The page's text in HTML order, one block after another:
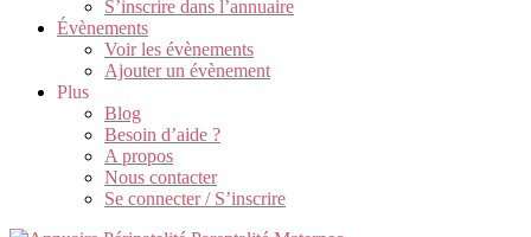
S’inscrire dans l’annuaire
Évènements
Voir les évènements
Ajouter un évènement
Plus
Blog
Besoin d’aide ?
A propos
Nous contacter
Se connecter / S’inscrire